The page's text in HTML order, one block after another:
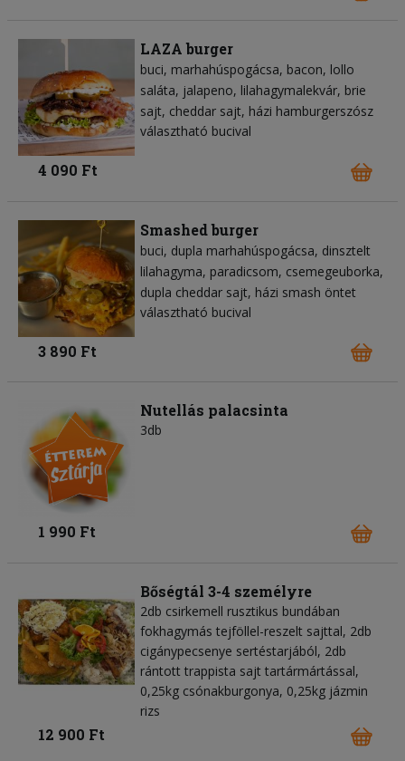
LAZA burger
buci marhahúspogácsa bacon lollo
saláta jalapeno lilahagymalekvár brie
sajt cheddar sajt házi hamburgerszósz
választható bucival
4 090 Ft
Smashed burger
buci dupla marhahúspogácsa dinsztelt
lilahagyma paradicsom csemegeuborka
dupla cheddar sajt házi smash öntet
választható bucival
3 890 Ft
Nutellás palacsinta
3db
1 990 Ft
Bőségtál 3-4 személyre
2db csirkemell rusztikus bundában
fokhagymás tejföllel-reszelt sajttal, 2db
cigánypecsenye sertéstarjából, 2db
rántott trappista sajt tartármártással,
0,25kg csónakburgonya, 0,25kg jázmin
rizs
12 900 Ft